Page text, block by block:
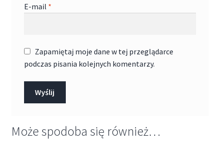
E-mail *
Zapamiętaj moje dane w tej przeglądarce
podczas pisania kolejnych komentarzy.
Może spodoba się również…